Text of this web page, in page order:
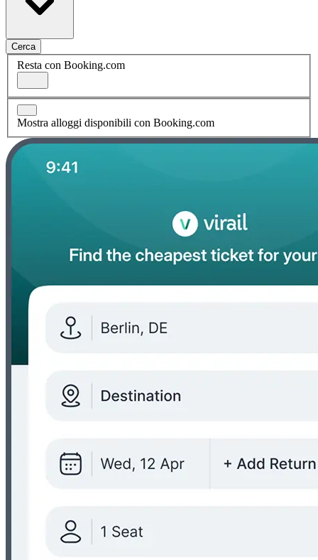
Cerca
Resta con Booking.com
Mostra alloggi disponibili con Booking.com